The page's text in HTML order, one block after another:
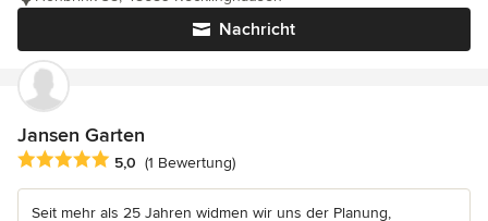
Nachricht
Jansen Garten
Durchschnittliche Bewertung: 5 von 5 Sternen
5,0 (1 Bewertung)
Seit mehr als 25 Jahren widmen wir uns der Planung,